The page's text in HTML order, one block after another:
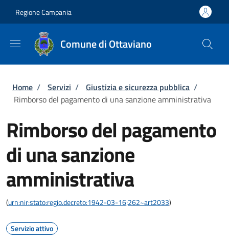
Regione Campania
Comune di Ottaviano
Briciole di pane
Home / Servizi / Giustizia e sicurezza pubblica /
Rimborso del pagamento di una sanzione amministrativa
Rimborso del pagamento
di una sanzione
amministrativa
(urn:nir:stato:regio.decreto:1942-03-16;262~art2033)
Servizio attivo